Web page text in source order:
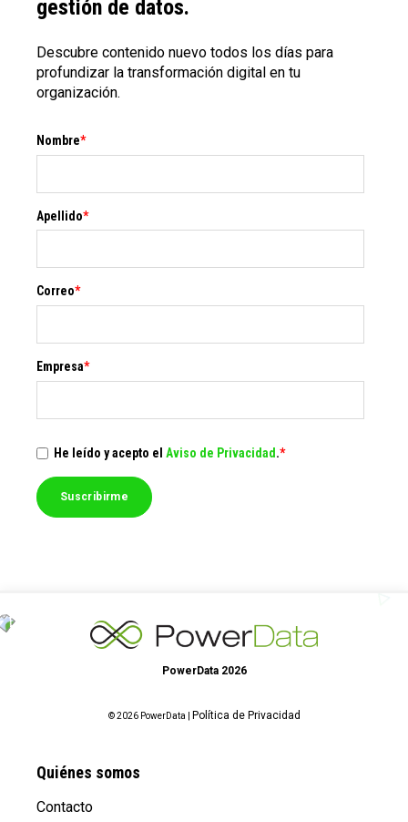
gestión de datos.
Descubre contenido nuevo todos los días para
profundizar la transformación digital en tu
organización.
Nombre*
Apellido*
Correo*
Empresa*
He leído y acepto el Aviso de Privacidad .*
PowerData 2026
© 2026 PowerData | Política de Privacidad
Quiénes somos
Contacto